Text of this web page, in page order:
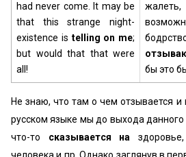
had never come. It may be
that this strange night-
existence is telling on me;
but would that that were
all!
бы это
Не знаю, что там о чем отзывается и
русском языке мы до выхода данного
что-то сказывается на